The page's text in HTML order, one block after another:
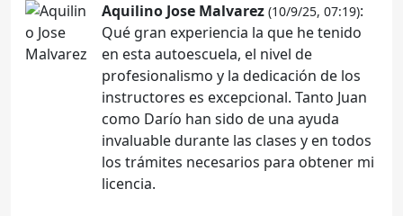
Aquilino Jose Malvarez (10/9/25, 07:19):
Qué gran experiencia la que he tenido
en esta autoescuela, el nivel de
profesionalismo y la dedicación de los
instructores es excepcional. Tanto Juan
como Darío han sido de una ayuda
invaluable durante las clases y en todos
los trámites necesarios para obtener mi
licencia.